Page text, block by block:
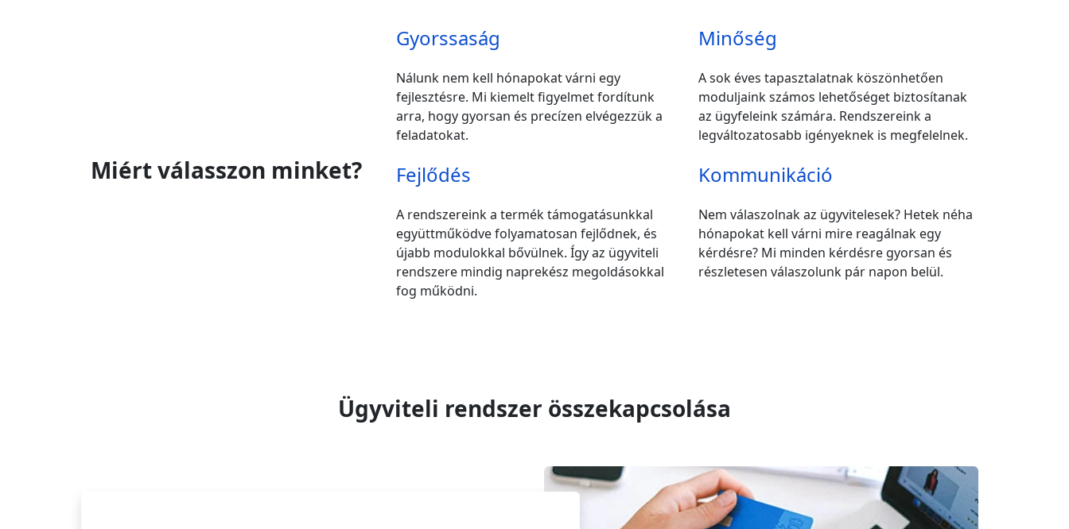
Miért válasszon minket?
Gyorssaság Minőség
Nálunk nem kell hónapokat várni egy
fejlesztésre. Mi kiemelt figyelmet fordítunk
arra, hogy gyorsan és precízen elvégezzük a
feladatokat.
A sok éves tapasztalatnak köszönhetően
moduljaink számos lehetőséget biztosítanak
az ügyfeleink számára. Rendszereink a
legváltozatosabb igényeknek is megfelelnek.
Fejlődés Kommunikáció
A rendszereink a termék támogatásunkkal
együttműködve folyamatosan fejlődnek, és
újabb modulokkal bővülnek. Így az ügyviteli
rendszere mindig naprekész megoldásokkal
fog működni.
Nem válaszolnak az ügyvitelesek? Hetek néha
hónapokat kell várni mire reagálnak egy
kérdésre? Mi minden kérdésre gyorsan és
részletesen válaszolunk pár napon belül.
Ügyviteli rendszer összekapcsolása